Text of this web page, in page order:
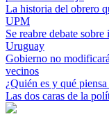
La historia del obrero
UPM
Se reabre debate
Uruguay
Gobierno no
vecinos
¿Quién es y qué
Las dos caras de la